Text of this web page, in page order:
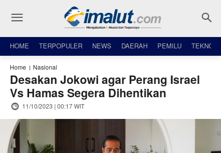
HOME TERPOPULER NEWS DAERAH PEMILU TEKNO
Home Nasional
Desakan Jokowi agar Perang Israel
Vs Hamas Segera Dihentikan
11/10/2023 | 00:17 WIT